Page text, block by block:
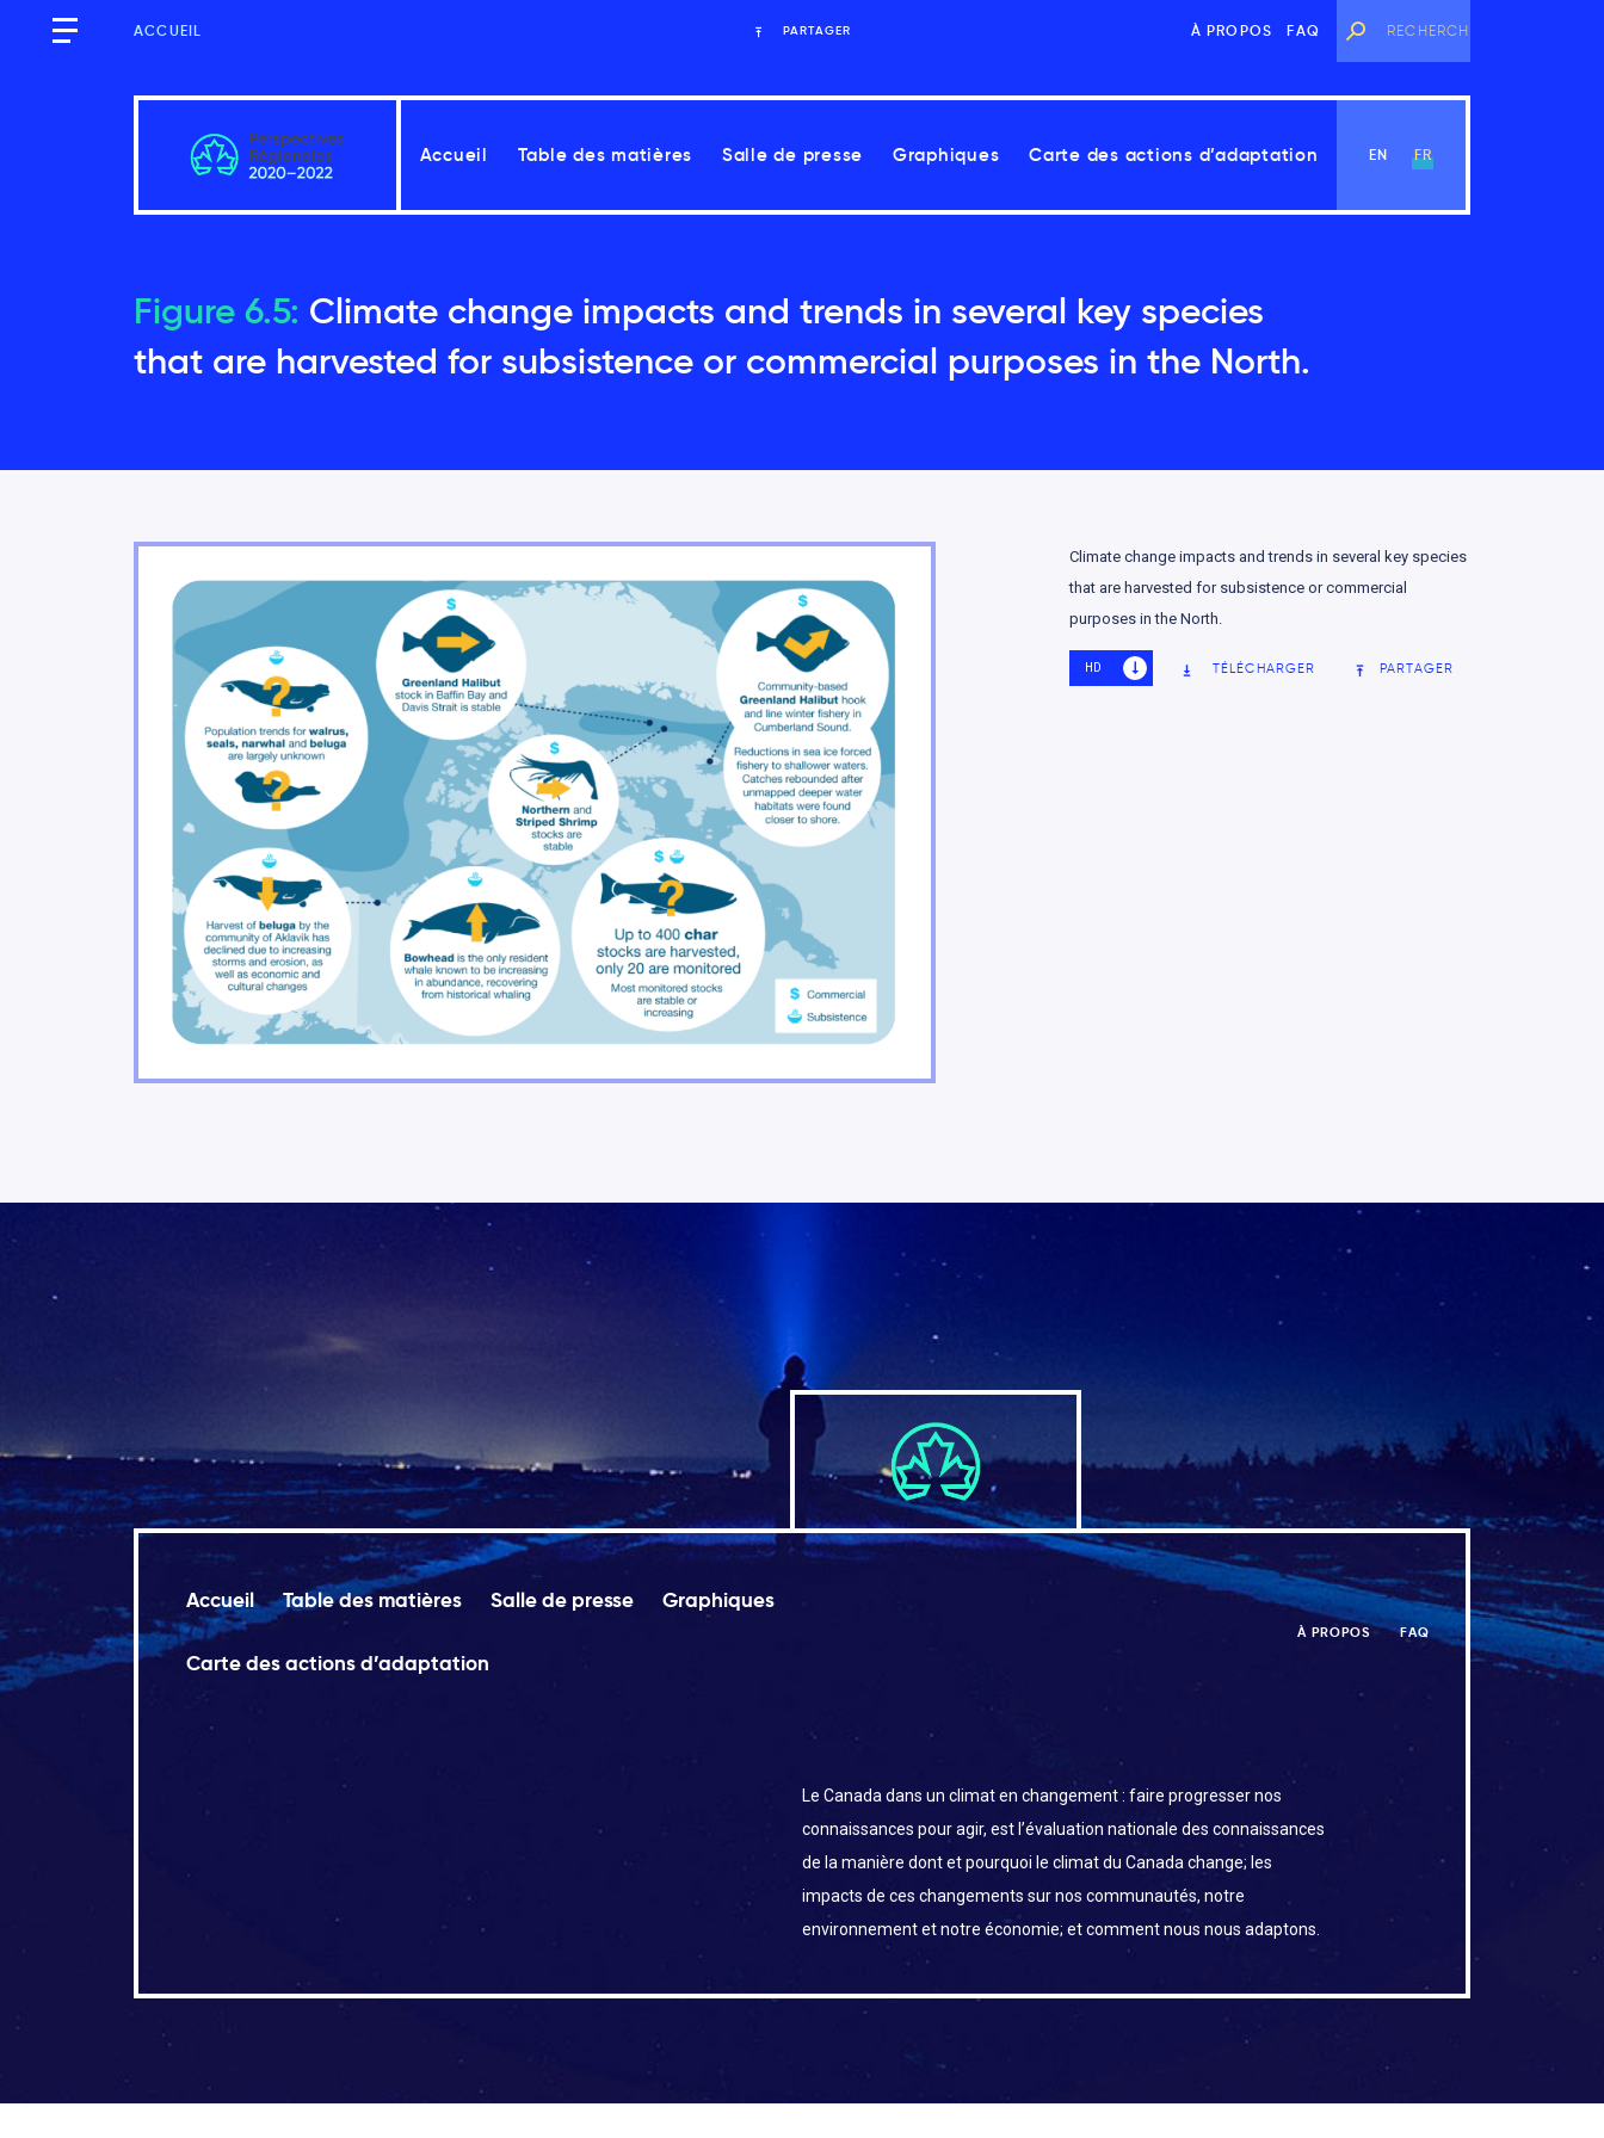
ACCUEIL PARTAGER À PROPOS FAQ
Accueil Table des matières Salle de presse Graphiques Carte des actions d’adaptation EN FR
Figure 6.5: Climate change impacts and trends in several key species
that are harvested for subsistence or commercial purposes in the North.
Climate change impacts and trends in several key species
that are harvested for subsistence or commercial
purposes in the North.
HD TÉLÉCHARGER PARTAGER
Accueil Table des matières Salle de presse Graphiques
Carte des actions d’adaptation
À PROPOS FAQ
Le Canada dans un climat en changement : faire progresser nos
connaissances pour agir, est l’évaluation nationale des connaissances
de la manière dont et pourquoi le climat du Canada change; les
impacts de ces changements sur nos communautés, notre
environnement et notre économie; et comment nous nous adaptons.
Québec
2.1 Introduction
Les changements climatiques posent des risques importants pour les populations autochtones et leur environnement
Les milieux urbains font face à des aléas climatiques croissants
Les zones côtières de l’est du Québec sont de plus en plus menacées par des aléas climatiques
2.6 Les changements climatiques affectent les régimes hydriques, la disponibilité et la qualité de l’eau
2.7 Les services écosystémiques jouent un rôle important dans l’adaptation
Les secteurs agricoles et des pêches observeront des gains et des pertes
Les secteurs de l’énergie, de la foresterie et de l’exploitation minière seront particulièrement affectés par les
changements climatiques
Le tourisme et les secteurs financiers ressentent les impacts des changements climatiques
2.11 Aller de l’avant
2.12
Conclusion
Références